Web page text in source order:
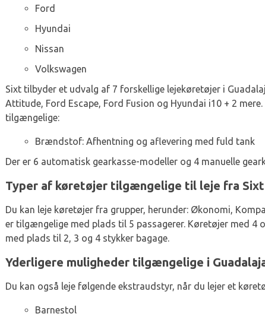
Ford
Hyundai
Nissan
Volkswagen
Sixt tilbyder et udvalg af 7 forskellige lejekøretøjer i
Attitude, Ford Escape, Ford Fusion og Hyundai i10 + 2
tilgængelige:
Brændstof: Afhentning og aflevering med fuld tank
Der er 6 automatisk gearkasse-modeller og 4 manuelle
Typer af køretøjer tilgængelige til leje fra Sixt
Du kan leje køretøjer fra grupper, herunder: Økonomi,
er tilgængelige med plads til 5 passagerer. Køretøjer med 4
med plads til 2, 3 og 4 stykker bagage.
Yderligere muligheder tilgængelige i
Du kan også leje følgende ekstraudstyr, når du lejer et
Barnestol